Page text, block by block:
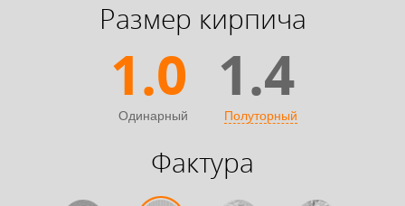
Размер кирпича
1.0
Одинарный
1.4
Полуторный
Фактура